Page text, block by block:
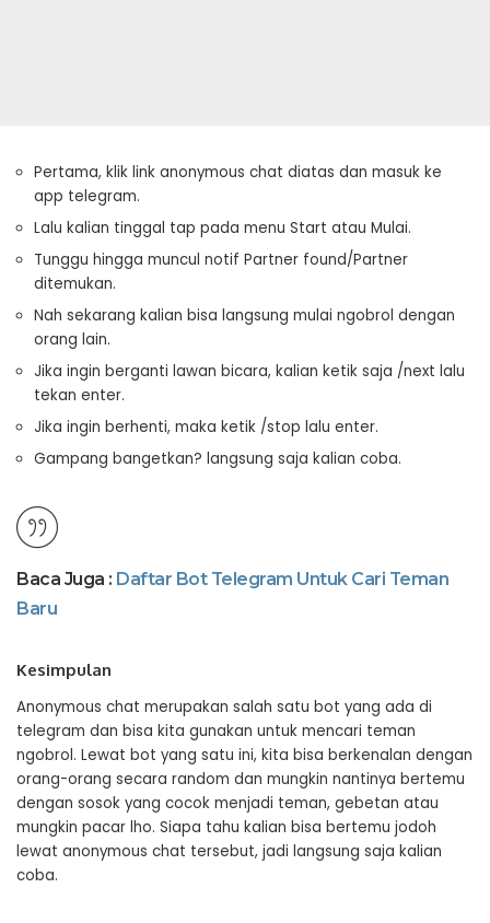
Pertama, klik link anonymous chat diatas dan masuk ke
app telegram.
Lalu kalian tinggal tap pada menu Start atau Mulai.
Tunggu hingga muncul notif Partner found/Partner
ditemukan.
Nah sekarang kalian bisa langsung mulai ngobrol dengan
orang lain.
Jika ingin berganti lawan bicara, kalian ketik saja /next lalu
tekan enter.
Jika ingin berhenti, maka ketik /stop lalu enter.
Gampang bangetkan? langsung saja kalian coba.
Baca Juga : Daftar Bot Telegram Untuk Cari Teman
Baru
Kesimpulan
Anonymous chat merupakan salah satu bot yang ada di
telegram dan bisa kita gunakan untuk mencari teman
ngobrol. Lewat bot yang satu ini, kita bisa berkenalan dengan
orang-orang secara random dan mungkin nantinya bertemu
dengan sosok yang cocok menjadi teman, gebetan atau
mungkin pacar lho. Siapa tahu kalian bisa bertemu jodoh
lewat anonymous chat tersebut, jadi langsung saja kalian
coba.